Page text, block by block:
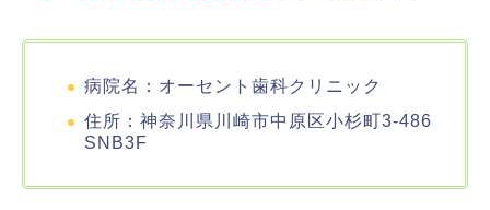
病院名：オーセント歯科クリニック
住所：神奈川県川崎市中原区小杉町3-486
SNB3F